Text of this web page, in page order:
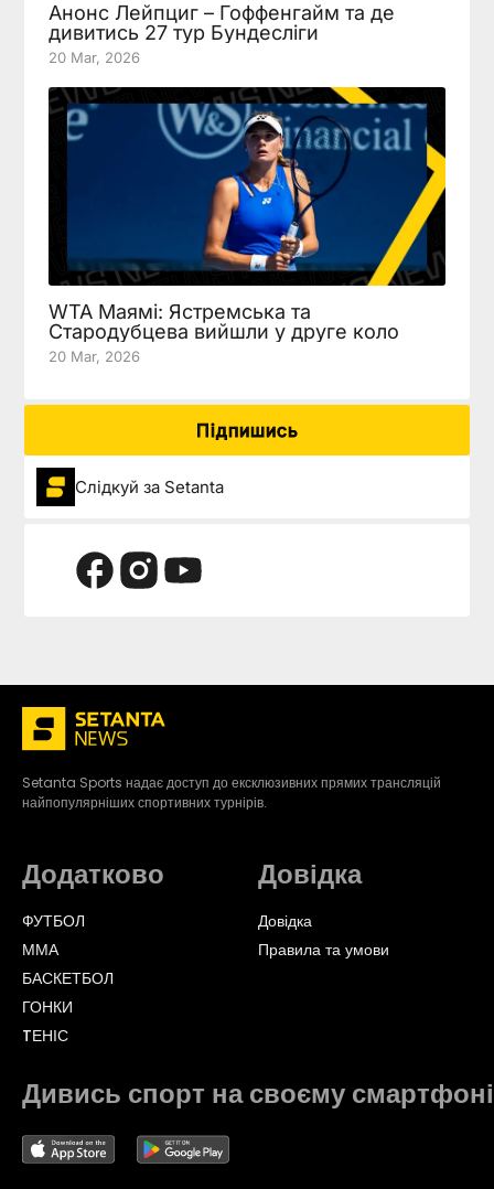
Анонс Лейпциг – Гоффенгайм та де
дивитись 27 тур Бундесліги
20 Mar, 2026
WTA Маямі: Ястремська та
Стародубцева вийшли у друге коло
20 Mar, 2026
Підпишись
Слідкуй за Setanta
Setanta Sports надає доступ до ексклюзивних прямих трансляцій
найпопулярніших спортивних турнірів.
Додатково
ФУТБОЛ
ММА
БАСКЕТБОЛ
ГОНКИ
TЕНІС
Довідка
Довідка
Правила та умови
Дивись спорт на своєму смартфоні